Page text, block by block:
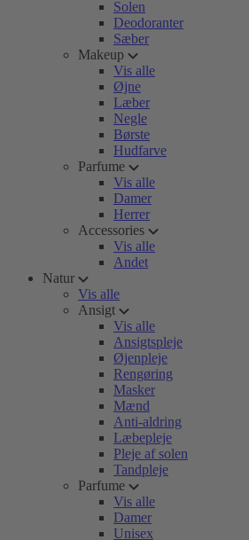
Solen
Deodoranter
Sæber
Makeup
Vis alle
Øjne
Læber
Negle
Børste
Hudfarve
Parfume
Vis alle
Damer
Herrer
Accessories
Vis alle
Andet
Natur
Vis alle
Ansigt
Vis alle
Ansigtspleje
Øjenpleje
Rengøring
Masker
Mænd
Anti-aldring
Læbepleje
Pleje af solen
Tandpleje
Parfume
Vis alle
Damer
Unisex